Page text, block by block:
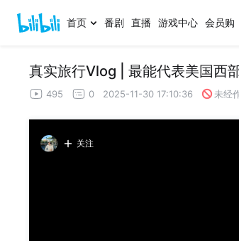
首页 番剧 直播 游戏中心 会员购
495 0 2025-11-30 17:10:36 未经
关注